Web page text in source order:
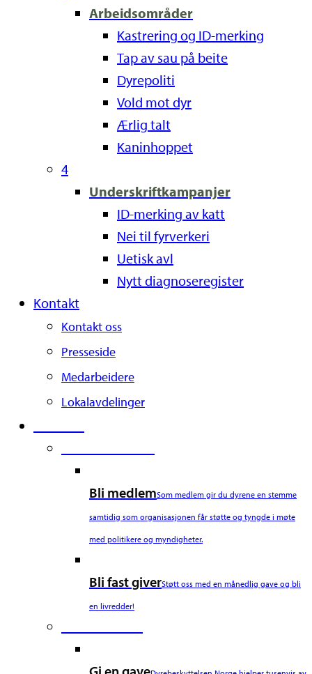
Arbeidsområder
Kastrering og ID-merking
Tap av sau på beite
Dyrepoliti
Vold mot dyr
Ærlig talt
Kaninhoppet
4
Underskriftkampanjer
ID-merking av katt
Nei til fyrverkeri
Uetisk avl
Nytt diagnoseregister
Kontakt
Kontakt oss
Presseside
Medarbeidere
Lokalavdelinger
Bli medlemSom medlem gir du dyrene en stemme
samtidig som organisasjonen får støtte og tyngde i møte
med politikere og myndigheter.
Bli fast giverStøtt oss med en månedlig gave og bli
en livredder!